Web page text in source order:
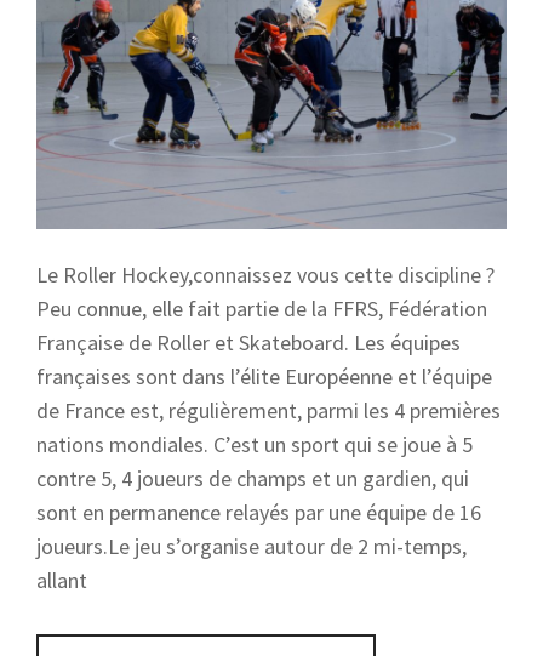
Le Roller Hockey,connaissez vous cette discipline ?
Peu connue, elle fait partie de la FFRS, Fédération
Française de Roller et Skateboard. Les équipes
françaises sont dans l’élite Européenne et l’équipe
de France est, régulièrement, parmi les 4 premières
nations mondiales. C’est un sport qui se joue à 5
contre 5, 4 joueurs de champs et un gardien, qui
sont en permanence relayés par une équipe de 16
joueurs.Le jeu s’organise autour de 2 mi-temps,
allant